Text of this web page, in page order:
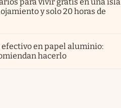
y solo 20 horas de
en papel aluminio:
hacerlo